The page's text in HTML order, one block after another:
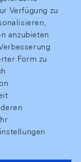
Verfügung zu
anzubieten
Form zu